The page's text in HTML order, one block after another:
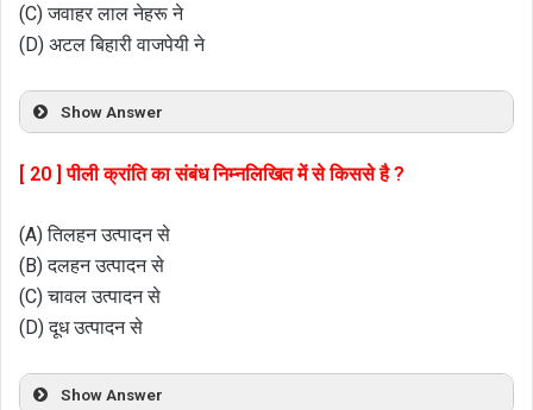
(C) जवाहर लाल नेहरू ने
(D) अटल बिहारी वाजपेयी ने
Show Answer
[ 20 ] पीली क्रांति का संबंध निम्नलिखित में से किससे है ?
(A) तिलहन उत्पादन से
(B) दलहन उत्पादन से
(C) चावल उत्पादन से
(D) दूध उत्पादन से
Show Answer